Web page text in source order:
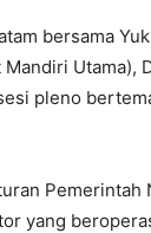
bersama
Utama),
pleno
Pemerintah
yang